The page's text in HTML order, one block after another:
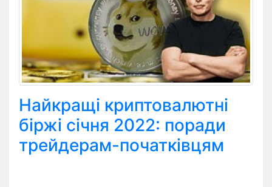
Найкращі криптовалютні
біржі січня 2022: поради
трейдерам-початківцям